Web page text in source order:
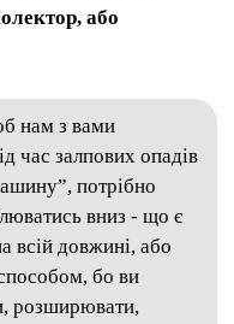
або
нам з вами
час залпових опадів
потрібно
вниз - що є
всій довжині, або
бо ви
розширювати,